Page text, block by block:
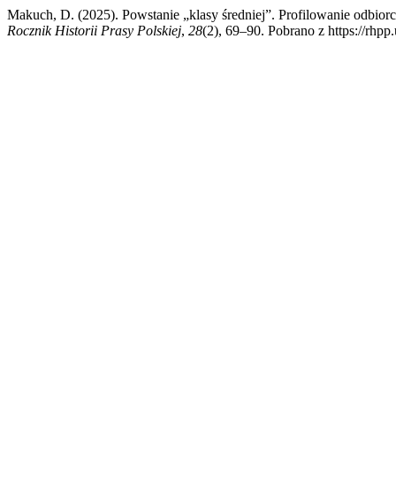
Makuch, D. (2025). Powstanie „klasy średniej”. Profilowanie
Rocznik Historii Prasy Polskiej, 28(2), 69–90. Pobrano z https://